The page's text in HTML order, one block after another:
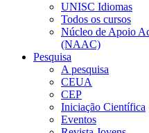
UNISC Idiomas
Todos os cursos
Núcleo de Apoio
(NAAC)
Pesquisa
A pesquisa
CEUA
CEP
Iniciação Científica
Eventos